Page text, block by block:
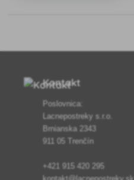
Kontakt
Poslovnica:
Lacnepostreky s.r.o.
Brnianska 2343
911 05 Trenčín
+421 915 420 295